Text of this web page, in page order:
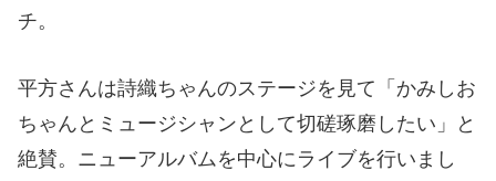
チ。
平方さんは詩織ちゃんのステージを見て「かみしお
ちゃんとミュージシャンとして切磋琢磨したい」と
絶賛。ニューアルバムを中心にライブを行いまし